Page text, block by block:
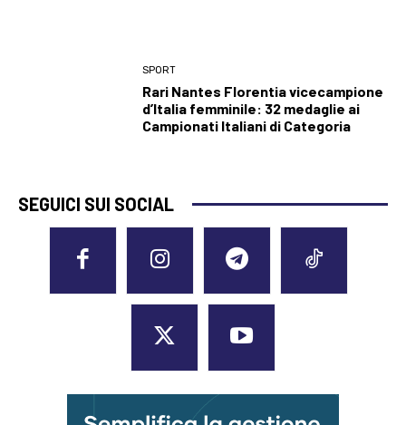
SPORT
Rari Nantes Florentia vicecampione
d’Italia femminile: 32 medaglie ai
Campionati Italiani di Categoria
SEGUICI SUI SOCIAL